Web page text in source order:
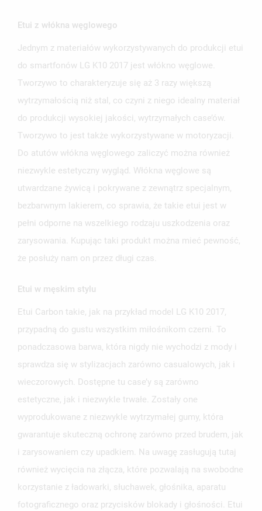
Etui z włókna węglowego
Jednym z materiałów wykorzystywanych do produkcji etui
do smartfonów LG K10 2017 jest włókno węglowe.
Tworzywo to charakteryzuje się aż 3 razy większą
wytrzymałością niż stal, co czyni z niego idealny materiał
do produkcji wysokiej jakości, wytrzymałych case’ów.
Tworzywo to jest także wykorzystywane w motoryzacji.
Do atutów włókna węglowego zaliczyć można również
niezwykle estetyczny wygląd. Włókna węglowe są
utwardzane żywicą i pokrywane z zewnątrz specjalnym,
bezbarwnym lakierem, co sprawia, że takie etui jest w
pełni odporne na wszelkiego rodzaju uszkodzenia oraz
zarysowania. Kupując taki produkt można mieć pewność,
że posłuży nam on przez długi czas.
Etui w męskim stylu
Etui Carbon takie, jak na przykład model LG K10 2017,
przypadną do gustu wszystkim miłośnikom czerni. To
ponadczasowa barwa, która nigdy nie wychodzi z mody i
sprawdza się w stylizacjach zarówno casualowych, jak i
wieczorowych. Dostępne tu case’y są zarówno
estetyczne, jak i niezwykle trwałe. Zostały one
wyprodukowane z niezwykle wytrzymałej gumy, która
gwarantuje skuteczną ochronę zarówno przed brudem, jak
i zarysowaniem czy upadkiem. Na uwagę zasługują tutaj
również wycięcia na złącza, które pozwalają na swobodne
korzystanie z ładowarki, słuchawek, głośnika, aparatu
fotograficznego oraz przycisków blokady i głośności. Etui
MOJE LISTY ŻYCZEŃ
add_circle_outlineUTWÓRZ NOWĄ LISTĘ
UTWÓRZ LISTĘ ŻYCZEŃ
NAZWA LISTY ŻYCZEŃ
ZALOGUJ SIĘ
MUSISZ BYĆ ZALOGOWANY BY ZAPISAĆ PRODUKTY NA
ANULUJ ZALOGUJ SIĘ